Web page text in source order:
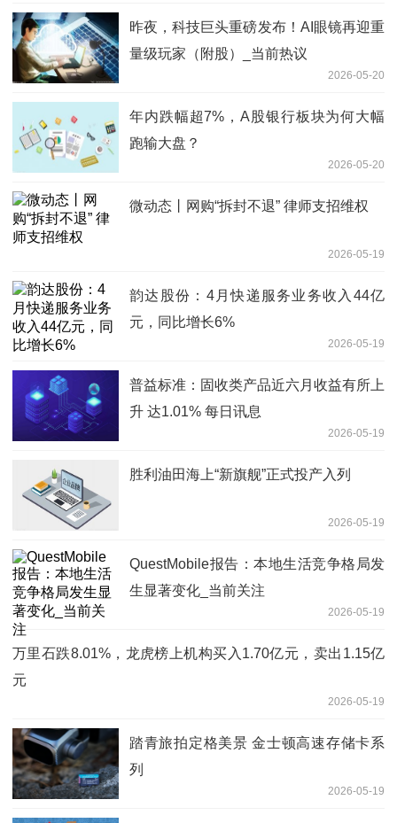
昨夜，科技巨头重磅发布！AI眼镜再迎重
量级玩家（附股）_当前热议
2026-05-20
年内跌幅超7%，A股银行板块为何大幅
跑输大盘？
2026-05-20
微动态丨网购“拆封不退” 律师支招维权
2026-05-19
韵达股份：4月快递服务业务收入44亿
元，同比增长6%
2026-05-19
普益标准：固收类产品近六月收益有所上
升 达1.01% 每日讯息
2026-05-19
胜利油田海上“新旗舰”正式投产入列
2026-05-19
QuestMobile报告：本地生活竞争格局发
生显著变化_当前关注
2026-05-19
万里石跌8.01%，龙虎榜上机构买入1.70亿元，卖出1.15亿
元
2026-05-19
踏青旅拍定格美景 金士顿高速存储卡系
列
2026-05-19